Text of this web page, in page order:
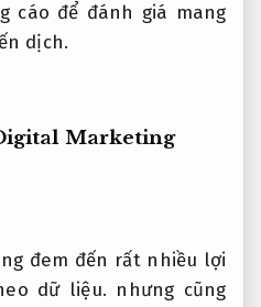
cáo để đánh giá mang
dịch.
Marketing
đem đến rất nhiều lợi
dữ liệu. nhưng cũng